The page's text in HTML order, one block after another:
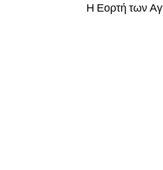
Η Εορτή των